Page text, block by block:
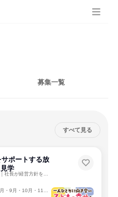
募集一覧
すべて見る
ポートする放
学
9月・10月・11月・12月